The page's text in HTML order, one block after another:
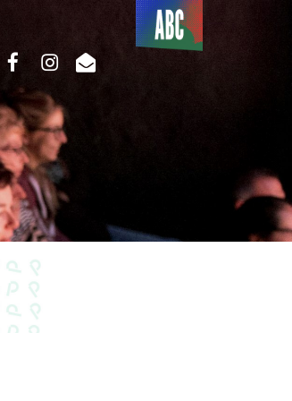
Du côté
de l’ABC
facebookinstagram
email